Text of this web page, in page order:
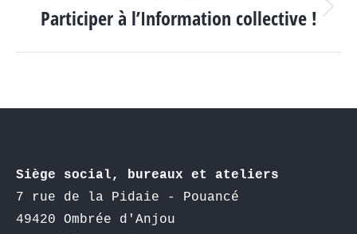
Article
Participer à l’Information collective !
Siège social, bureaux et ateliers
7 rue de la Pidaie - Pouancé
49420 Ombrée d'Anjou